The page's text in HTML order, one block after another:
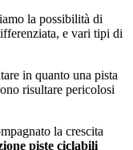
la possibilità di
e vari tipi di
in quanto una pista
risultare pericolosi
la crescita
piste ciclabili